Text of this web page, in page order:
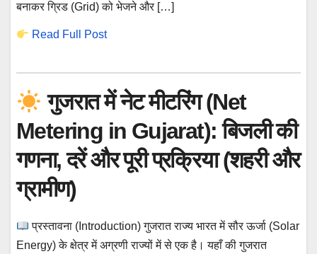
बनाकर ग्रिड (Grid) को भेजने और […]
Read Full Post
गुजरात में नेट मीटरिंग (Net
Metering in Gujarat): बिजली की
गणना, दरें और पूरी प्रक्रिया (शहरी और
ग्रामीण)
प्रस्तावना (Introduction) गुजरात राज्य भारत में सौर ऊर्जा (Solar
Energy) के क्षेत्र में अग्रणी राज्यों में से एक है। यहाँ की गुजरात